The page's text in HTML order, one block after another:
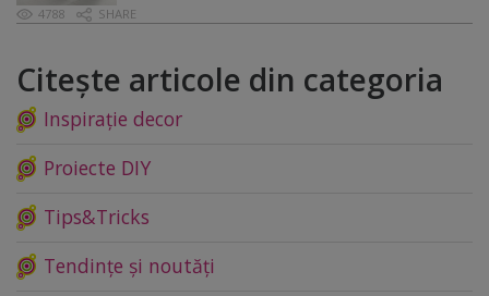
4788 SHARE
Citește articole din categoria
Inspirație decor
Proiecte DIY
Tips&Tricks
Tendințe și noutăți